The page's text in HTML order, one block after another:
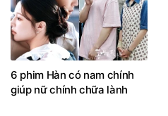
6 phim Hàn có nam chính
giúp nữ chính chữa lành